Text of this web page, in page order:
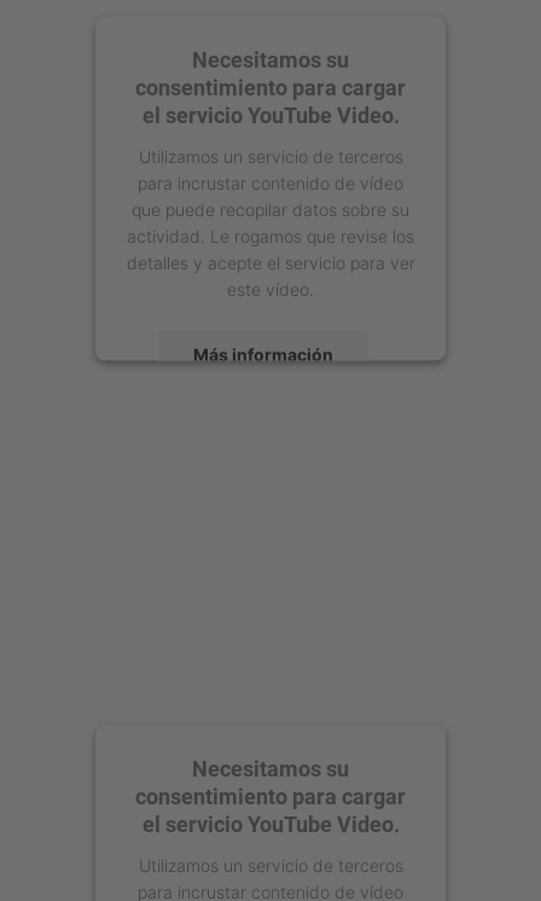
Necesitamos su
consentimiento para cargar
el servicio YouTube Video.
Utilizamos un servicio de terceros
para incrustar contenido de vídeo
que puede recopilar datos sobre su
actividad. Le rogamos que revise los
detalles y acepte el servicio para ver
este vídeo.
Más información
Necesitamos su
consentimiento para cargar
el servicio YouTube Video.
Utilizamos un servicio de terceros
para incrustar contenido de vídeo